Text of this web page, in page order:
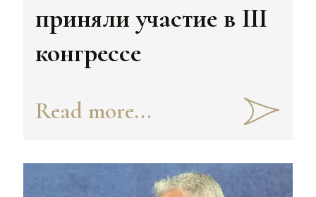
приняли участие в III
конгрессе
Read more...